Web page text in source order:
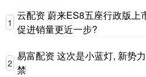
1
云配资 蔚来ES8五座行政版上
促进销量更近一步?
2
易富配资 这次是小蓝灯, 新势
禁